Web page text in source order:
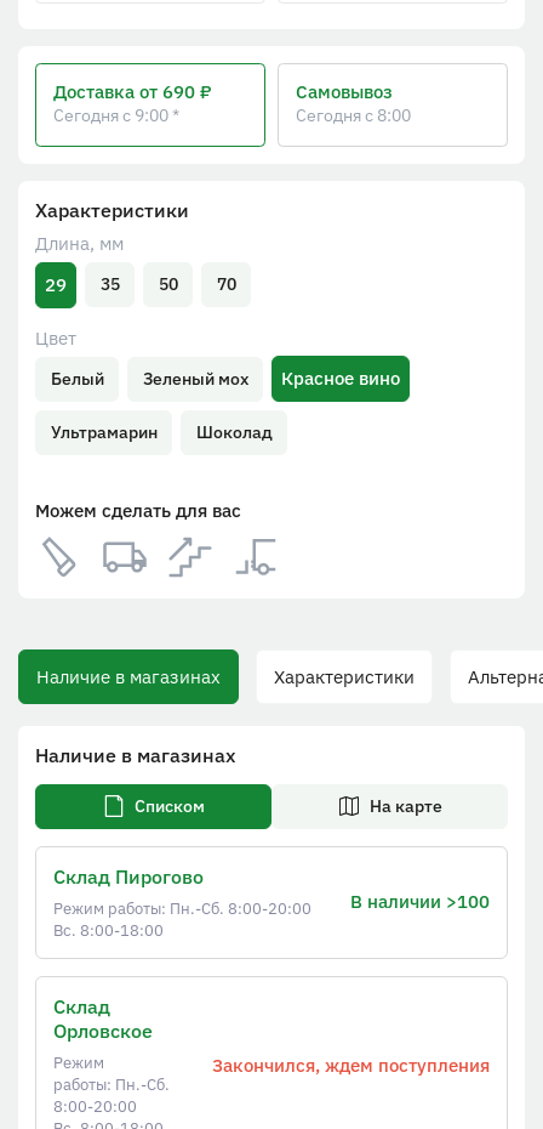
Характеристики
Длина, мм
29
35 50 70
Цвет
Белый Зеленый мох Красное вино
Ультрамарин Шоколад
Можем сделать для вас
Доставка от 690 ₽
Сегодня с 9:00 *
Самовывоз
Сегодня с 8:00
Наличие в магазинах Характеристики
Наличие в магазинах
Списком На карте
Склад Пирогово
Режим работы: Пн.-Сб. 8:00-20:00
Вс. 8:00-18:00
В наличии >100
Склад
Орловское
Режим
работы: Пн.-Сб.
8:00-20:00
Закончился, ждем поступления